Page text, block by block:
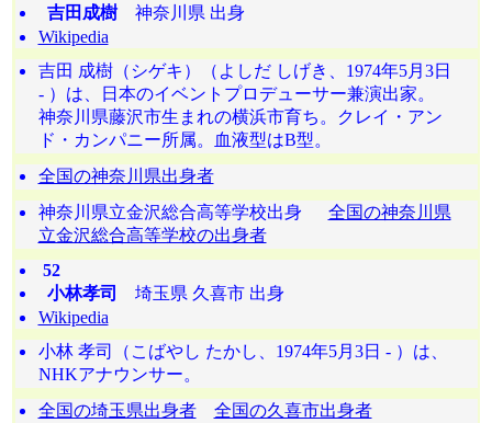
吉田成樹神奈川県 出身
Wikipedia
吉田 成樹（シゲキ）（よしだ しげき、1974年5月3日
- ）は、日本のイベントプロデューサー兼演出家。
神奈川県藤沢市生まれの横浜市育ち。クレイ・アン
ド・カンパニー所属。血液型はB型。
全国の神奈川県出身者
神奈川県立金沢総合高等学校出身 全国の神奈川県
立金沢総合高等学校の出身者
52
小林孝司
埼玉県 久喜市 出身
Wikipedia
小林 孝司（こばやし たかし、1974年5月3日 - ）は、
NHKアナウンサー。
全国の埼玉県出身者
全国の久喜市出身者